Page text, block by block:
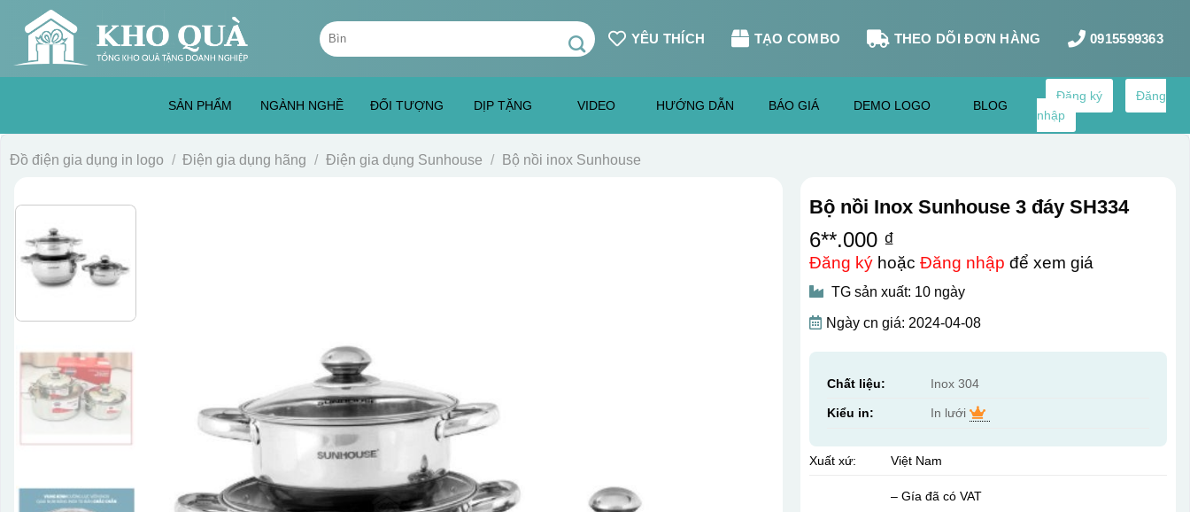
content
Tìm
kiếm:
YÊU THÍCH TẠO COMBO THEO DÕI ĐƠN HÀNG 0915599363
SẢN PHẨM NGÀNH NGHỀ ĐỐI TƯỢNG DỊP TẶNG VIDEO HƯỚNG DẪN BÁO GIÁ DEMO LOGO BLOG
Đăng ký
Đăng
nhập
Đồ điện gia dụng in logo / Điện gia dụng hãng / Điện gia dụng Sunhouse / Bộ nồi inox Sunhouse
Bộ nồi Inox Sunhouse 3 đáy SH334
6**.000 ₫
Đăng kýhoặc Đăng nhập để xem giá
TG sản xuất: 10 ngày
Ngày cn giá: 2024-04-08
Chất liệu: Inox 304
Kiểu in: In lưới
Xuất xứ: Việt Nam
– Gía đã có VAT